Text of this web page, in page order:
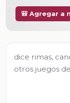
🎒 Agregar a
dice rimas,
otros juegos